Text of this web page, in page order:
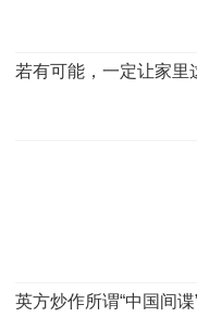
若有可能，一定让家里
英方炒作所谓“中国间